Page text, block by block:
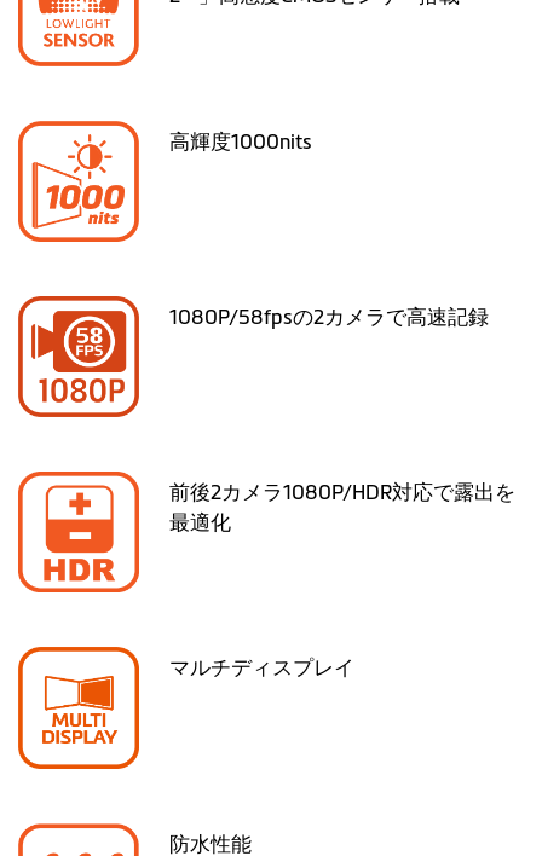
高輝度1000nits
1080P/58fpsの2カメラで高速記録
前後2カメラ1080P/HDR対応で露出を
最適化
マルチディスプレイ
防水性能